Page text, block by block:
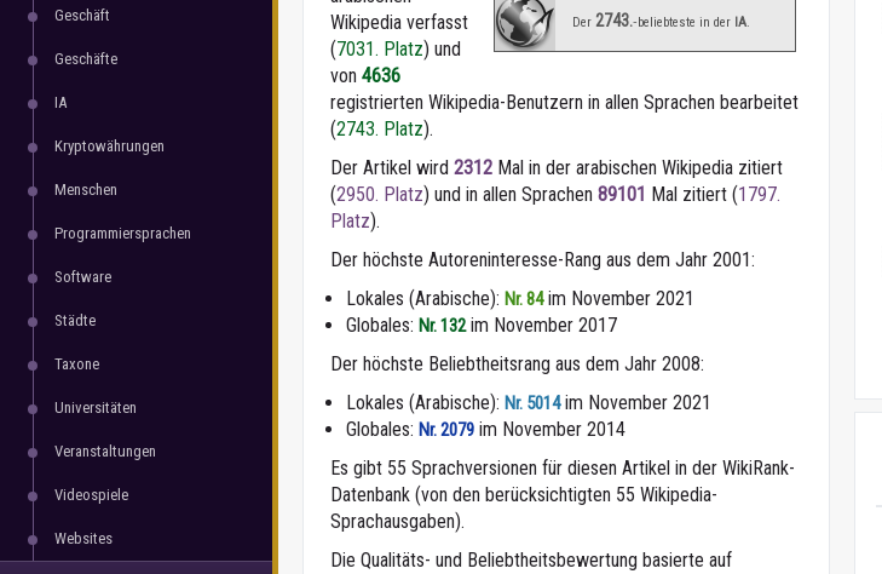
Geschäft
Geschäfte
IA
Kryptowährungen
Menschen
Programmiersprachen
Software
Städte
Taxone
Universitäten
Veranstaltungen
Videospiele
Websites
Der 2743.‑beliebteste in der IA.
Wikipedia verfasst
(7031. Platz) und
von 4636
registrierten Wikipedia-Benutzern in allen Sprachen bearbeitet
(2743. Platz).
Der Artikel wird 2312 Mal in der arabischen Wikipedia zitiert
(2950. Platz) und in allen Sprachen 89101 Mal zitiert (1797.
Platz).
Der höchste Autoreninteresse-Rang aus dem Jahr 2001:
Lokales (Arabische): Nr. 84im November 2021
Globales: Nr. 132im November 2017
Der höchste Beliebtheitsrang aus dem Jahr 2008:
Lokales (Arabische): Nr. 5014im November 2021
Globales: Nr. 2079 im November 2014
Es gibt 55 Sprachversionen für diesen Artikel in der WikiRank-
Datenbank (von den berücksichtigten 55 Wikipedia-
Sprachausgaben).
Die Qualitäts- und Beliebtheitsbewertung basierte auf